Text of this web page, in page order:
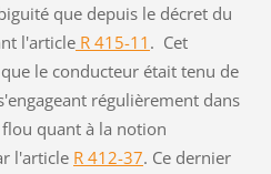
que depuis le décret du
l'articleR 415-11 . Cet
le conducteur était tenu de
régulièrement dans
quant à la notion
l'article R 412-37. Ce dernier